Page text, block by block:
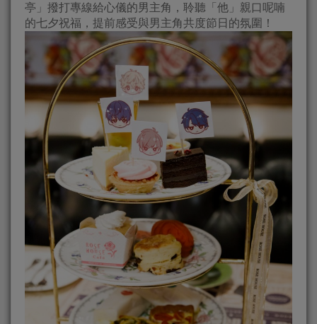
亭」撥打專線給心儀的男主角，聆聽「他」親口呢喃
的七夕祝福，提前感受與男主角共度節日的氛圍！